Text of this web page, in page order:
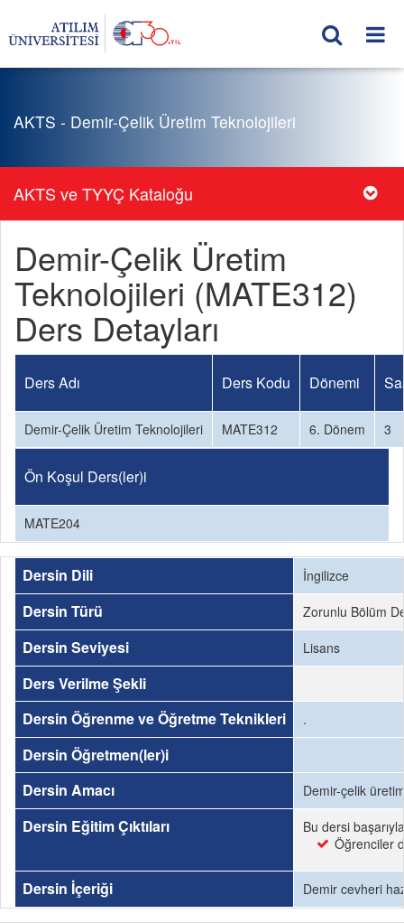
AKTS - Demir-Çelik Üretim Teknolojileri
AKTS ve TYYÇ Kataloğu
Demir-Çelik Üretim
Teknolojileri (MATE312)
Ders Detayları
Ders Adı Ders Kodu Dönemi
Demir-Çelik Üretim Teknolojileri MATE312 6. Dönem 3
Ön Koşul Ders(ler)i
MATE204
Dersin Dili İngilizce
Dersin Türü Zorunlu Bölüm
Dersin Seviyesi Lisans
Ders Verilme Şekli
Dersin Öğrenme ve Öğretme Teknikleri
.
Dersin Öğretmen(ler)i
Dersin Amacı
Demir-çelik
Dersin Eğitim Çıktıları
Bu dersi
Öğrenciler
Dersin İçeriği Demir cevheri